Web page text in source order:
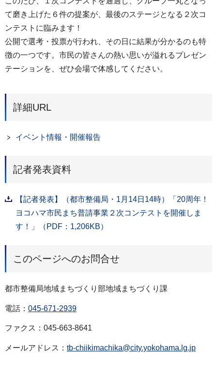
て磨き上げた６件の提案が、最後のステージとなる２次コ
ンテストに臨みます！
公開で選考・投票が行われ、その日に結果が分かるのも特
徴の一つです。市民の皆さんの熱い思いが溢れるプレゼン
テーションを、ぜひ会場で体感してください。
詳細URL
イベント情報・開催報告
記者発表資料
【記者発表】（都市整備局・1月14日14時）「20周年！
ヨコハマ市民まち普請事業２次コンテストを開催しま
す！」（PDF：1,206KB）
このページへのお問合せ
都市整備局地域まちづくり部地域まちづくり課
電話： 045-671-2939
ファクス：045-663-8641
メールアドレス： tb-chiikimachika@city.yokohama.lg.jp